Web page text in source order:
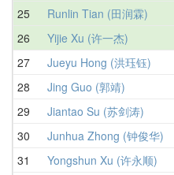
25 Runlin Tian (田润霖)
26 Yijie Xu (许一杰)
27 Jueyu Hong (洪珏钰)
28 Jing Guo (郭靖)
29 Jiantao Su (苏剑涛)
30 Junhua Zhong (钟俊华)
31 Yongshun Xu (许永顺)